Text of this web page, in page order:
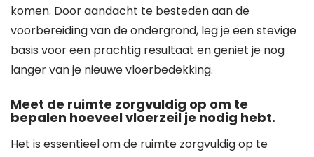
komen. Door aandacht te besteden aan de
voorbereiding van de ondergrond, leg je een stevige
basis voor een prachtig resultaat en geniet je nog
langer van je nieuwe vloerbedekking.
Meet de ruimte zorgvuldig op om te
bepalen hoeveel vloerzeil je nodig hebt.
Het is essentieel om de ruimte zorgvuldig op te